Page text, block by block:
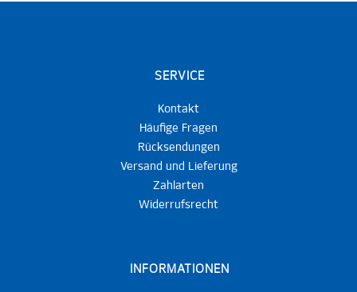
SERVICE
Kontakt
Häufige Fragen
Rücksendungen
Versand und Lieferung
Zahlarten
Widerrufsrecht
INFORMATIONEN